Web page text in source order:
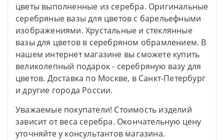
цветы выполненные из серебра. Оригинальные
серебряные вазы для цветов с барельефными
изображениями. Хрустальные и стеклянные
вазы для цветов в серебряном обрамлением. В
нашем интернет магазине вы сможете купить
великолепный подарок - серебряную вазу для
цветов. Доставка по Москве, в Санкт-Петербург
и другие города России.
Уважаемые покупатели! Стоимость изделий
зависит от веса серебра. Окончательную цену
уточняйте у консультантов магазина.